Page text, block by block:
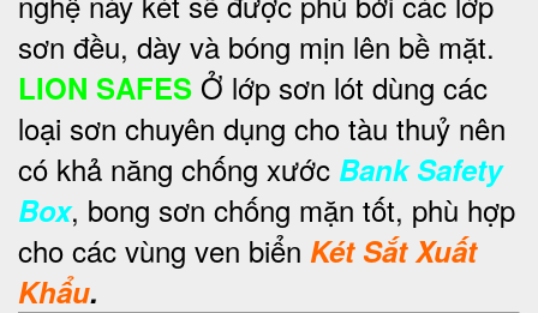
sơn đều, dày và bóng mịn lên bề mặt.
LION SAFES Ở lớp sơn lót dùng các
loại sơn chuyên dụng cho tàu thuỷ nên
có khả năng chống xước Bank Safety
Box, bong sơn chống mặn tốt, phù hợp
cho các vùng ven biển Két Sắt Xuất
Khẩu.